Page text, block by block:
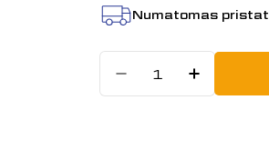
Numatomas
Sumažinti